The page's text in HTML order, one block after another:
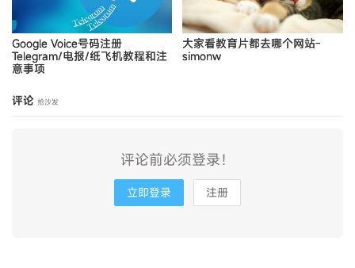
Google Voice号码注册
Telegram/电报/纸飞机教程和注
意事项
大家看教育片都去哪个网站-
simonw
评论 抢沙发
评论前必须登录！
立即登录 注册